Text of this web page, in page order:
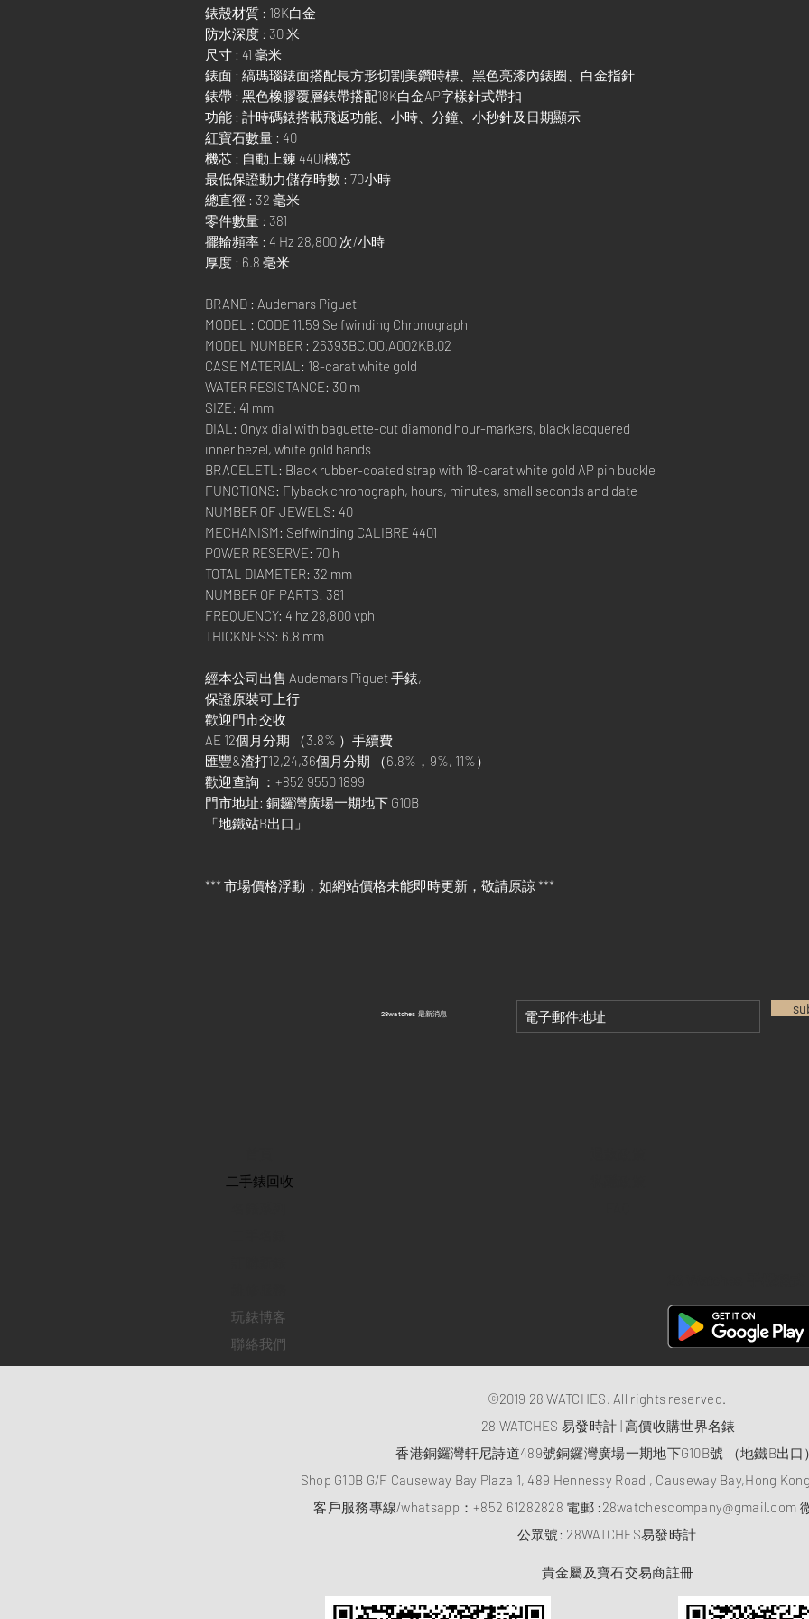
錶殼材質 : 18K白金
防水深度 : 30 米
尺寸 : 41 毫米
錶面 : 縞瑪瑙錶面搭配長方形切割美鑽時標、黑色亮漆內錶圈、白金指針
錶帶 : 黑色橡膠覆層錶帶搭配18K白金AP字樣針式帶扣
功能 : 計時碼錶搭載飛返功能、小時、分鐘、小秒針及日期顯示
紅寶石數量 : 40
機芯 : 自動上鍊 4401機芯
最低保證動力儲存時數 : 70小時
總直徑 : 32 毫米
零件數量 : 381
擺輪頻率 : 4 Hz 28,800 次/小時
厚度 : 6.8 毫米
BRAND : Audemars Piguet
MODEL : CODE 11.59 Selfwinding Chronograph
MODEL NUMBER : 26393BC.OO.A002KB.02
CASE MATERIAL: 18-carat white gold
WATER RESISTANCE: 30 m
SIZE: 41 mm
DIAL: Onyx dial with baguette-cut diamond hour-markers, black lacquered
inner bezel, white gold hands
BRACELETL: Black rubber-coated strap with 18-carat white gold AP pin buckle
FUNCTIONS: Flyback chronograph, hours, minutes, small seconds and date
NUMBER OF JEWELS: 40
MECHANISM: Selfwinding CALIBRE 4401
POWER RESERVE: 70 h
TOTAL DIAMETER: 32 mm
NUMBER OF PARTS: 381
FREQUENCY: 4 hz 28,800 vph
THICKNESS: 6.8 mm
經本公司出售 Audemars Piguet 手錶,
保證原裝可上行
歡迎門市交收
AE 12個月分期 （3.8% ）手續費
匯豐&渣打12,24,36個月分期 （6.8%，9%, 11%）
歡迎查詢 ：+852 9550 1899
門市地址: 銅鑼灣廣場一期地下 G10B
「地鐵站B出口」
*** 市場價格浮動，如網站價格未能即時更新，敬請原諒 ***
​28watches 最新消息
​二手錶回收
玩錶博客
聯絡我們
©2019 28 WATCHES. All rights reserved.
28 WATCHES 易發時計 | 高價收購世界名錶
香港銅鑼灣軒尼詩道489號銅鑼灣廣場一期地下G10B號 （地鐵B出口）
Shop G10B G/F Causeway Bay Plaza 1, 489 Hennessy Road , Causeway Bay,Hong Kong
客戶服務專線/whatsapp：+852 61282828 電郵 : 28watchescompany@gmail.com
​公眾號: 28WATCHES易發時計
貴金屬及寶石交易商註冊